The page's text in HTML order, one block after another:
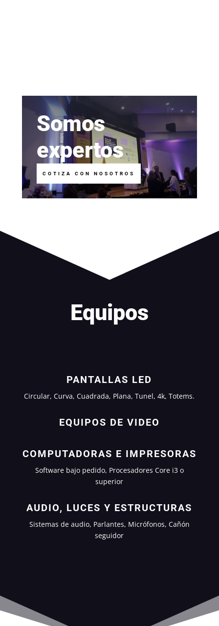
Somos
expertos
COTIZA CON NOSOTROS
Equipos
PANTALLAS LED
Circular, Curva, Cuadrada, Plana, Tunel, 4k, Totems.
EQUIPOS DE VIDEO
COMPUTADORAS E IMPRESORAS
Software bajo pedido, Procesadores Core i3 o
superior
AUDIO, LUCES Y ESTRUCTURAS
Sistemas de audio, Parlantes, Micrófonos, Cañón
seguidor